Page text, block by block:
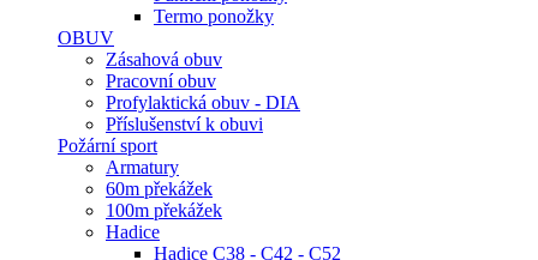
Termo ponožky
OBUV
Zásahová obuv
Pracovní obuv
Profylaktická obuv - DIA
Příslušenství k obuvi
Požární sport
Armatury
60m překážek
100m překážek
Hadice
Hadice C38 - C42 - C52